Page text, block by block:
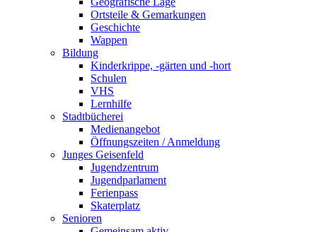
Ortsteile & Gemarkungen
Geschichte
Wappen
Bildung
Kinderkrippe, -gärten und -hort
Schulen
VHS
Lernhilfe
Stadtbücherei
Medienangebot
Öffnungszeiten / Anmeldung
Junges Geisenfeld
Jugendzentrum
Jugendparlament
Ferienpass
Skaterplatz
Senioren